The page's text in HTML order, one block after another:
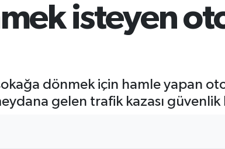
isteyen
dönmek için hamle yapan
gelen trafik kazası güvenlik